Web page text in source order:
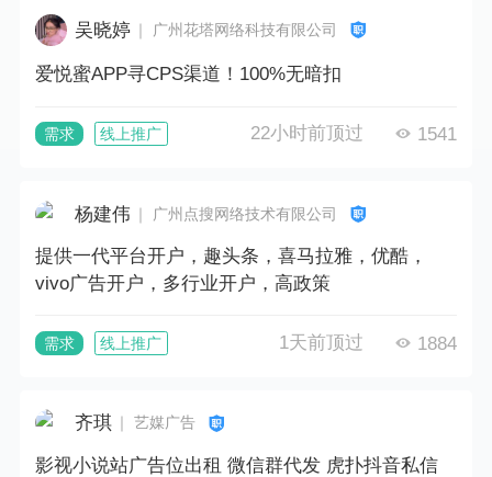
吴晓婷 ｜ 广州花塔网络科技有限公司
爱悦蜜APP寻CPS渠道！100%无暗扣
需求 线上推广 22小时前顶过 1541
杨建伟 ｜ 广州点搜网络技术有限公司
提供一代平台开户，趣头条，喜马拉雅，优酷，
vivo广告开户，多行业开户，高政策
需求 线上推广 1天前顶过 1884
齐琪 ｜ 艺媒广告
影视小说站广告位出租 微信群代发 虎扑抖音私信